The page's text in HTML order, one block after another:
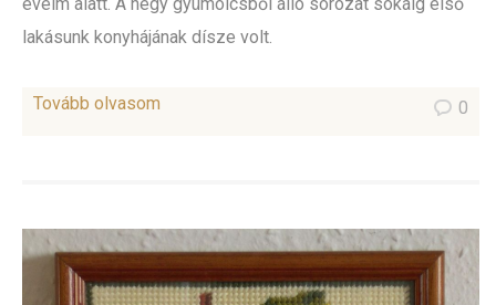
éveim alatt. A négy gyümölcsből álló sorozat sokáig első
lakásunk konyhájának dísze volt.
Tovább olvasom 0